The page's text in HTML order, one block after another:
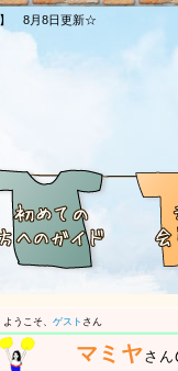
】 8月8日更新☆
ようこそ、 ゲスト さん
マミヤさん